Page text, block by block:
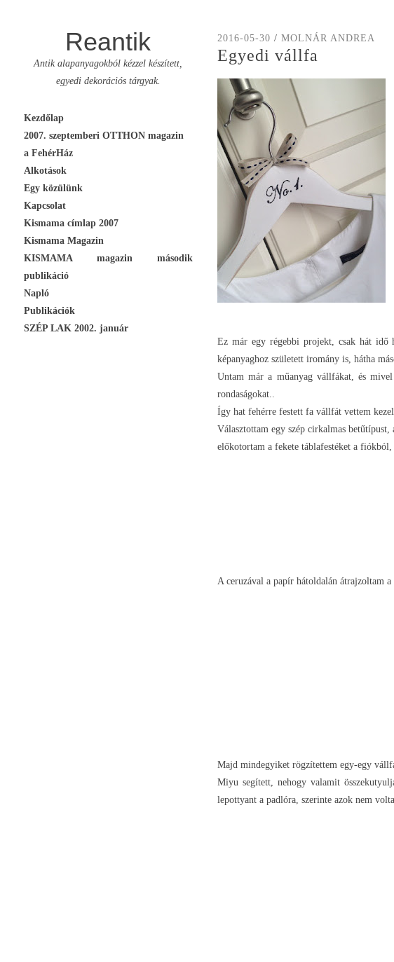
Reantik
Antik alapanyagokból kézzel készített,
egyedi dekorációs tárgyak.
Skip
to
content
Kezdőlap
2007. szeptemberi OTTHON magazin
a FehérHáz
Alkotások
Egy közülünk
Kapcsolat
Kismama címlap 2007
Kismama Magazin
KISMAMA magazin második
publikáció
Napló
Publikációk
SZÉP LAK 2002. január
2016-05-30 / MOLNÁR ANDREA
Egyedi vállfa
Ez már egy régebbi projekt, csak hát idő
képanyaghoz született iromány is, hátha
Untam már a műanyag vállfákat, és
rondaságokat..
Így hat fehérre festett fa vállfát vettem
Választottam egy szép cirkalmas betűtípust,
előkotortam a fekete táblafestéket a
A ceruzával a papír hátoldalán átrajzoltam a
Majd mindegyiket rögzítettem egy-egy
Miyu segített, nehogy valamit
lepottyant a padlóra, szerinte azok nem